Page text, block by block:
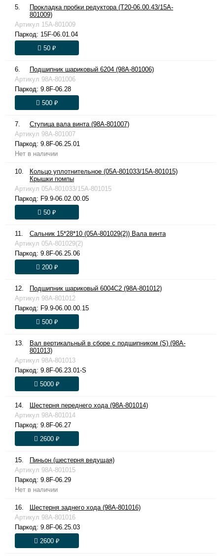
5.
Прокладка пробки редуктора (T20-06.00.43/15A-
801009)
Артикул 15A-801009
Паркод: 15F-06.01.04
50 ₽
6.
Подшипник шариковый 6204 (98A-801006)
Артикул 98A-801006
Паркод: 9.8F-06.28
500 ₽
7.
Ступица вала винта (98A-801007)
Артикул 98A-801007
Паркод: 9.8F-06.25.01
Нет в наличии
10.
Кольцо уплотнительное (05A-801033/15A-801015)
Крышки помпы
Артикул 05A-801033/15A-801015
Паркод: F9.9-06.02.00.05
50 ₽
11.
Сальник 15*28*10 (05A-801029(2)) Вала винта
Артикул 05A-801029(2)
Паркод: 9.8F-06.25.06
200 ₽
12.
Подшипник шариковый 6004C2 (98A-801012)
Артикул 98A-801012
Паркод: F9.9-06.00.00.15
500 ₽
13.
Вал вертикальный в сборе с подшипником (S) (98A-
801013)
Артикул 98A-801013
Паркод: 9.8F-06.23.01-S
5000 ₽
14.
Шестерня переднего хода (98A-801014)
Артикул 98A-801014
Паркод: 9.8F-06.27
2600 ₽
15.
Пиньон (шестерня ведущая)
Артикул 98A-801015
Паркод: 9.8F-06.29
Нет в наличии
16.
Шестерня заднего хода (98A-801016)
Артикул 98A-801016
Паркод: 9.8F-06.25.03
2600 ₽